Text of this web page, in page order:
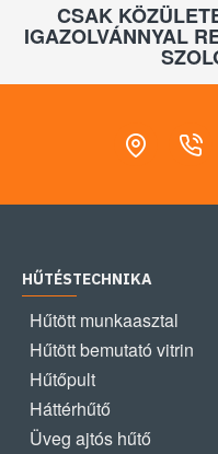
CSAK
IGAZOLVÁNNYAL
HŰTÉSTECHNIKA
Hűtött munkaasztal
Hűtött bemutató vitrin
Hűtőpult
Háttérhűtő
Üveg ajtós hűtő